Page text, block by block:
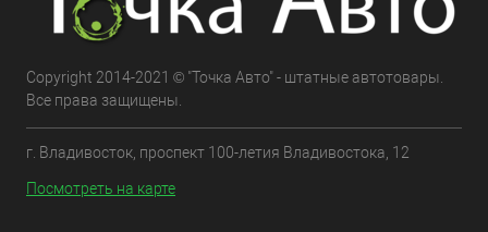
Copyright 2014-2021 © "Точка Авто" - штатные автотовары.
Все права защищены.
г. Владивосток, проспект 100-летия Владивостока, 12
Посмотреть на карте